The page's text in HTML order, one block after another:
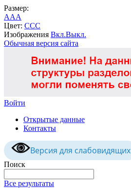
Размер:
AAA
Цвет: CCC
Изображения Вкл.Выкл.
Обычная версия сайта
Войти
Открытые данные
Контакты
Версия для слабовидящих
Поиск
Все результаты